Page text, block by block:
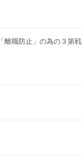
離職防止」の為の３第戦